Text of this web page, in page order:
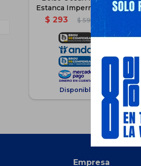
Estanca Impermeable 10 Lts
$ 293 $ 599
$ 220
249
Disponible Envío
Empresa